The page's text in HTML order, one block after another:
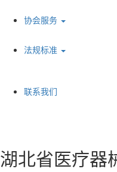
协会服务
法规标准
联系我们
湖北省医疗器